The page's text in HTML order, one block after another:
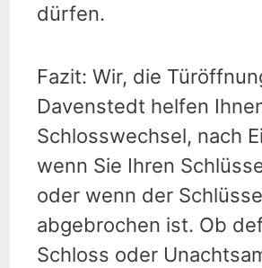
dürfen.
Fazit: Wir, die
Davenstedt helfen
Schlosswechsel, nach
wenn Sie Ihren
oder wenn der
abgebrochen ist. Ob
Schloss oder